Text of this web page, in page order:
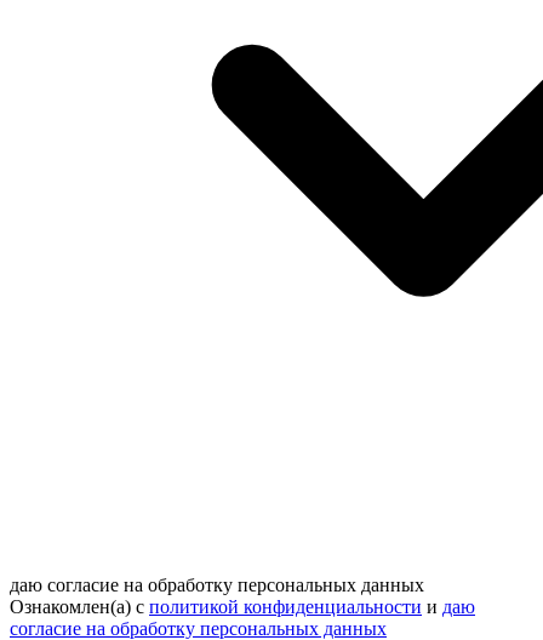
даю согласие на обработку персональных данных
Ознакомлен(а) с политикой конфиденциальности и даю
согласие на обработку персональных данных